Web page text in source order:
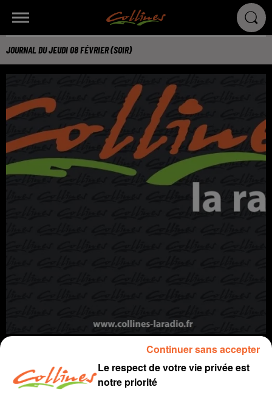
JOURNAL DU JEUDI 08 FÉVRIER (SOIR)
Le respect de votre vie privée est
notre priorité
Continuer sans accepter